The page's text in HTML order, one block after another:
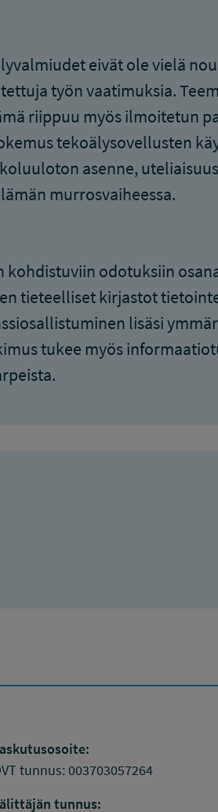
eivät ole vielä
työn vaatimuksia.
riippuu myös ilmoitetun
tekoälysovellusten
asenne,
murrosvaiheessa.
odotuksiin
tieteelliset kirjastot
lisäsi
tukee myös
tunnus: 003703057264
tunnus: